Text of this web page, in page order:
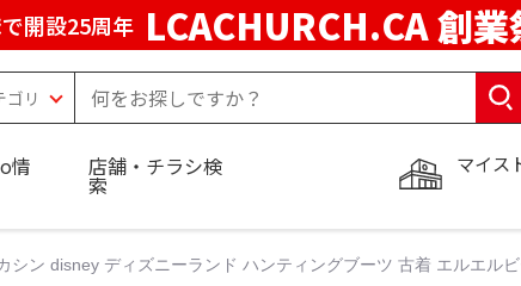
開設25周年 LCACHURCH.CA 創業
マイス
情 店舗・チラシ検
索
シン disney ディズニーランド ハンティングブーツ 古着 エルエル